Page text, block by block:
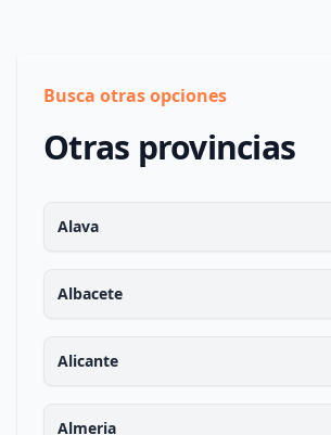
Busca otras opciones
Otras provincias
Alava
Albacete
Alicante
Almeria